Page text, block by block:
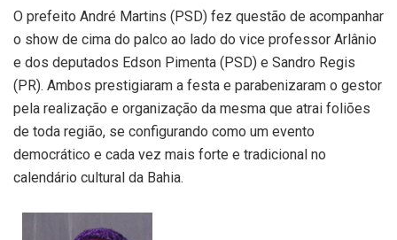
O prefeito André Martins (PSD) fez questão de acompanhar
o show de cima do palco ao lado do vice professor Arlânio
e dos deputados Edson Pimenta (PSD) e Sandro Regis
(PR). Ambos prestigiaram a festa e parabenizaram o gestor
pela realização e organização da mesma que atrai foliões
de toda região, se configurando como um evento
democrático e cada vez mais forte e tradicional no
calendário cultural da Bahia.